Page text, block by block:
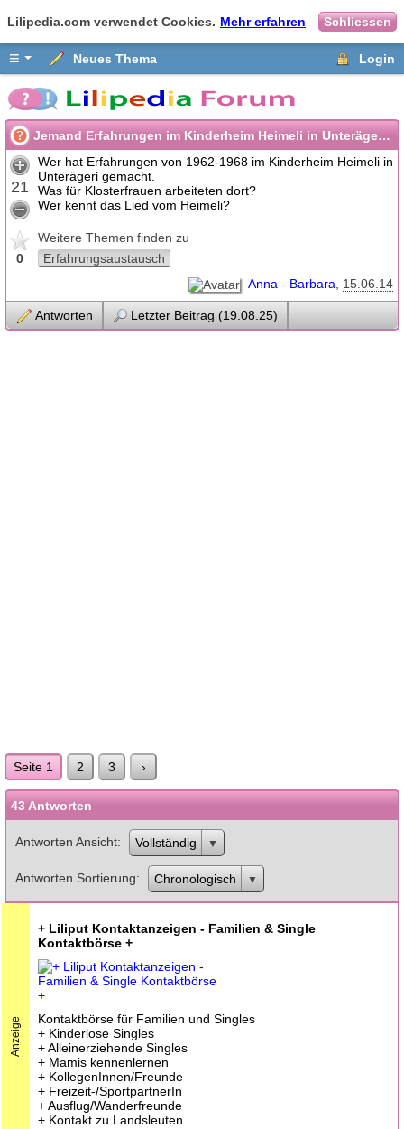
Lilipedia.com verwendet Cookies. Mehr erfahren Schliessen
≡ Neues Thema Login
Jemand Erfahrungen im Kinderheim Heimeli in Unterägeri ZG
21
0
Wer hat Erfahrungen von 1962-1968 im Kinderheim Heimeli in
Unterägeri gemacht.
Was für Klosterfrauen arbeiteten dort?
Wer kennt das Lied vom Heimeli?
Weitere Themen finden zu
Erfahrungsaustausch
Anna - Barbara
15.06.14
Antworten Letzter Beitrag (19.08.25)
Seite 1 2 3 ›
43 Antworten
Antworten Ansicht Vollständig
Antworten Sortierung Chronologisch
Anzeige
+ Liliput Kontaktanzeigen - Familien & Single
Kontaktbörse +
Kontaktbörse für Familien und Singles
+ Kinderlose Singles
+ Alleinerziehende Singles
+ Mamis kennenlernen
+ KollegenInnen/Freunde
+ Freizeit-/SportpartnerIn
+ Ausflug/Wanderfreunde
+ Kontakt zu Landsleuten